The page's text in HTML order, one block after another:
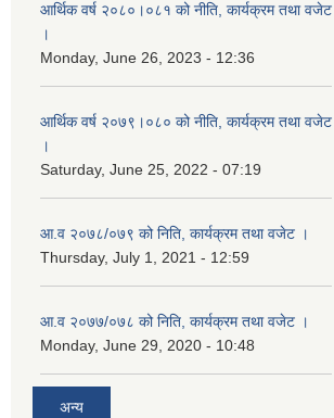
आर्थिक वर्ष २०८०।०८१ को नीति, कार्यक्रम तथा वजेट
।
Monday, June 26, 2023 - 12:36
आर्थिक वर्ष २०७९।०८० को नीति, कार्यक्रम तथा वजेट
।
Saturday, June 25, 2022 - 07:19
आ.व २०७८/०७९ को निति, कार्यक्रम तथा वजेट ।
Thursday, July 1, 2021 - 12:59
आ.व २०७७/०७८ को निति, कार्यक्रम तथा वजेट ।
Monday, June 29, 2020 - 10:48
अन्य